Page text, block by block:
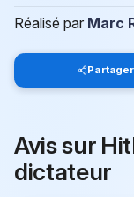
Réalisé par Marc
Partager
Avis sur
dictateur